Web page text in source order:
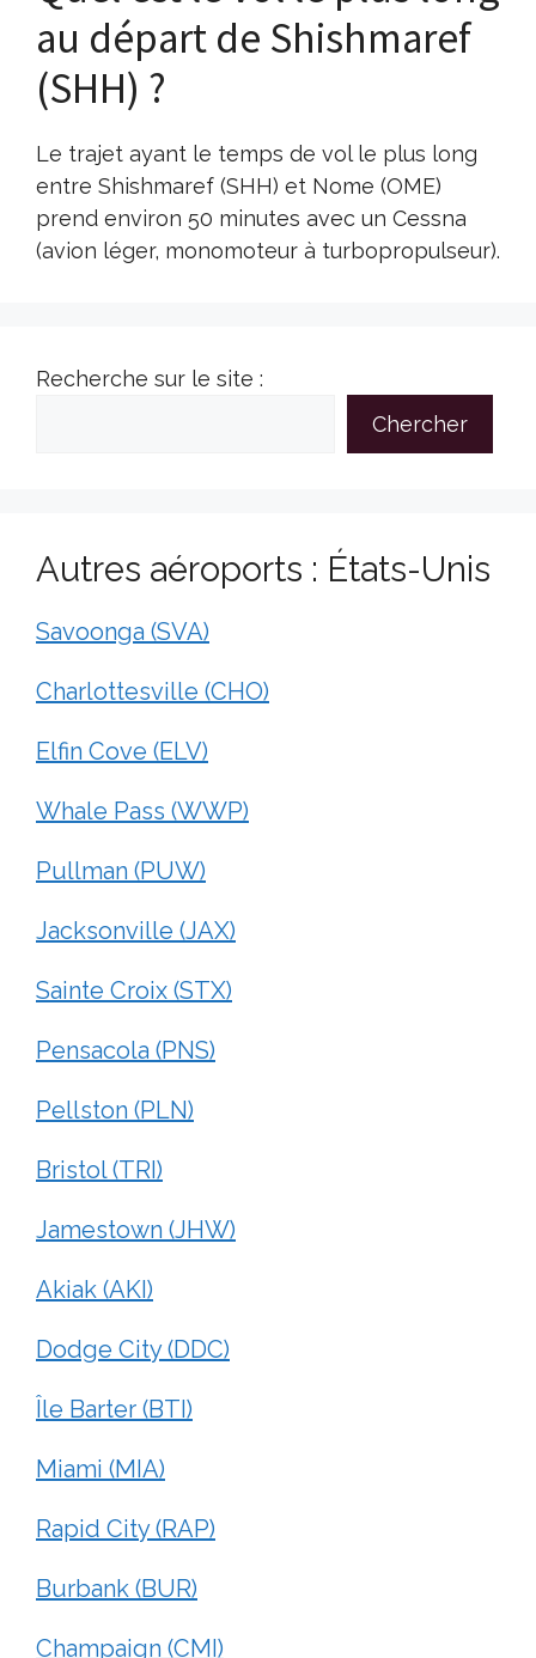
au départ de Shishmaref
(SHH) ?
Le trajet ayant le temps de vol le plus long
entre Shishmaref (SHH) et Nome (OME)
prend environ 50 minutes avec un Cessna
(avion léger, monomoteur à turbopropulseur).
Recherche sur le site :
Chercher
Autres aéroports : États-Unis
Savoonga (SVA)
Charlottesville (CHO)
Elfin Cove (ELV)
Whale Pass (WWP)
Pullman (PUW)
Jacksonville (JAX)
Sainte Croix (STX)
Pensacola (PNS)
Pellston (PLN)
Bristol (TRI)
Jamestown (JHW)
Akiak (AKI)
Dodge City (DDC)
Île Barter (BTI)
Miami (MIA)
Rapid City (RAP)
Burbank (BUR)
Champaign (CMI)